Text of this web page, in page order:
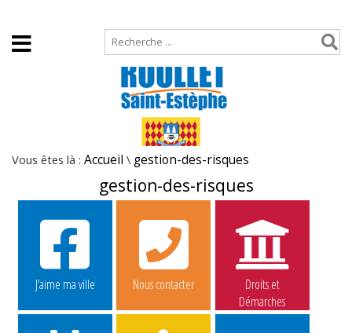
Vous êtes là : Accueil \ gestion-des-risques
gestion-des-risques
J’aime ma ville Nous contacter
Droits et
Démarches